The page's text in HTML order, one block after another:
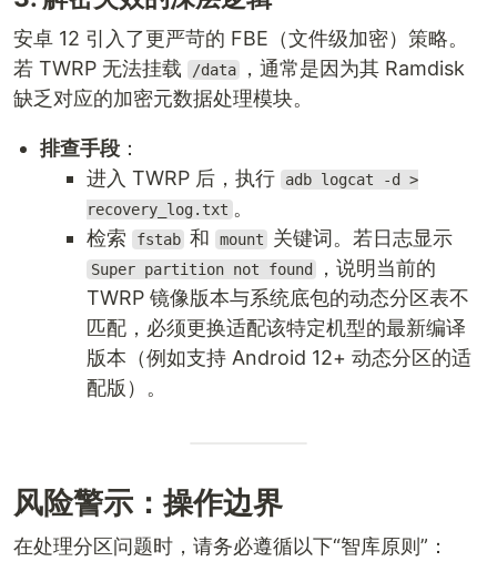
安卓 12 引入了更严苛的 FBE（文件级加密）策略。
若 TWRP 无法挂载
/data
，通常是因为其 Ramdisk
缺乏对应的加密元数据处理模块。
排查手段 ：
进入 TWRP 后，执行
adb logcat -d >
recovery_log.txt 。
检索
fstab 和 mount 关键词。若日志显示
Super partition not found
，说明当前的
TWRP 镜像版本与系统底包的动态分区表不
匹配，必须更换适配该特定机型的最新编译
版本（例如支持 Android 12+ 动态分区的适
配版）。
风险警示：操作边界
在处理分区问题时，请务必遵循以下“智库原则”：